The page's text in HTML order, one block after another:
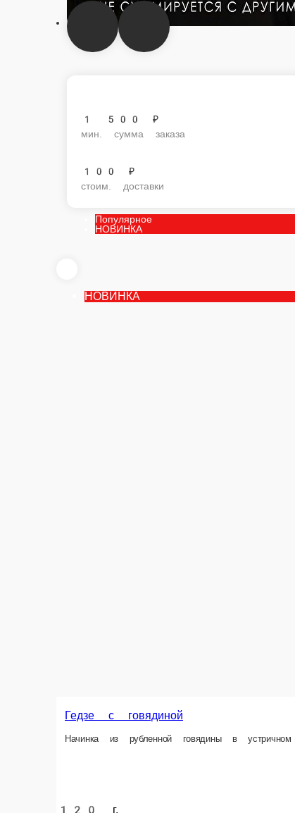
1 500 ₽
мин. сумма заказа
100 ₽
стоим. доставки
Популярное
НОВИНКА
НОВИНКА